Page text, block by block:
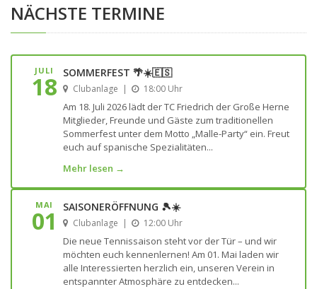
NÄCHSTE TERMINE
JULI
18 SOMMERFEST 🌴☀️🇪🇸
Clubanlage | 18:00 Uhr
Am 18. Juli 2026 lädt der TC Friedrich der Große Herne
Mitglieder, Freunde und Gäste zum traditionellen
Sommerfest unter dem Motto „Malle-Party“ ein. Freut
euch auf spanische Spezialitäten...
Mehr lesen →
MAI
01 SAISONERÖFFNUNG 🎾☀️
Clubanlage | 12:00 Uhr
Die neue Tennissaison steht vor der Tür – und wir
möchten euch kennenlernen! Am 01. Mai laden wir
alle Interessierten herzlich ein, unseren Verein in
entspannter Atmosphäre zu entdecken...